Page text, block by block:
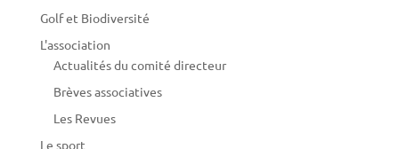
Golf et Biodiversité
L'association
Actualités du comité directeur
Brèves associatives
Les Revues
Le sport